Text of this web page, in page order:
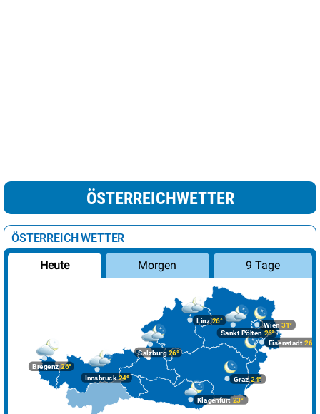
ÖSTERREICHWETTER
ÖSTERREICH WETTER
Heute Morgen 9 Tage
Bregenz26°
Graz24°
Innsbruck24°
Klagenfurt 23°
Linz26°
Salzburg26°
Wien 31°
Eisenstadt 26°
Sankt Pölten 26°